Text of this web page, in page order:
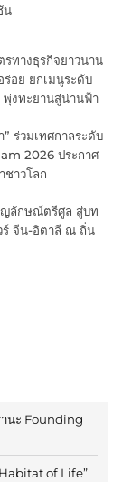
น
ทางธุรกิจยาวนาน
อย ยกเมนูระดับ
พุ่งทะยานสู่น่านฟ้า
” ร่วมเทศกาลระดับ
2026 ประกาศ
ชาวโลก
ญลักษณ์ตรีศูล สู่บท
ร์ จีน-อิตาลี ณ ถิ่น
านะ Founding
of Life”